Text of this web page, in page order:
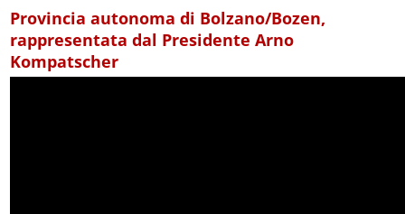
Provincia autonoma di Bolzano/Bozen,
rappresentata dal Presidente Arno
Kompatscher